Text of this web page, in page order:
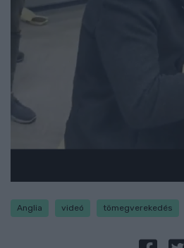
Anglia videó tömegverekedés